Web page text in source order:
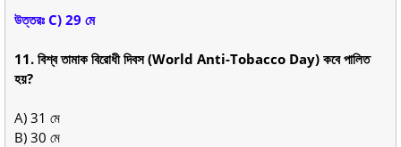
উত্তরঃ C) 29 মে
11. বিশ্ব তামাক বিরোধী দিবস (World Anti-Tobacco Day) কবে পালিত
হয়?
A) 31 মে
B) 30 মে